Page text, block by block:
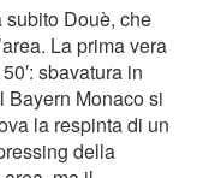
subito Douè, che
La prima vera
sbavatura in
Bayern Monaco si
la respinta di un
della